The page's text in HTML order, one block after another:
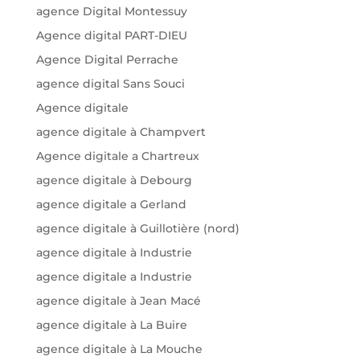
agence Digital Montessuy
Agence digital PART-DIEU
Agence Digital Perrache
agence digital Sans Souci
Agence digitale
agence digitale à Champvert
Agence digitale a Chartreux
agence digitale à Debourg
agence digitale a Gerland
agence digitale à Guillotière (nord)
agence digitale à Industrie
agence digitale a Industrie
agence digitale à Jean Macé
agence digitale à La Buire
agence digitale à La Mouche